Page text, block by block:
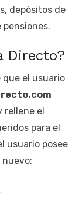
depósitos de
Directo?
que el usuario
rellene el
para el
usuario posee